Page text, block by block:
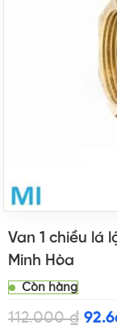
Van 1 chiều lá
Minh Hòa
Còn hàng
112.000₫